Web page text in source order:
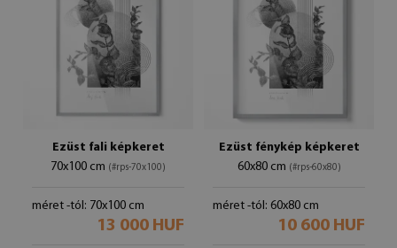
Ezüst fali képkeret
70x100 cm (#rps-70x100)
méret -tól: 70x100 cm
13 000 HUF
Ezüst fénykép képkeret
60x80 cm (#rps-60x80)
méret -tól: 60x80 cm
10 600 HUF